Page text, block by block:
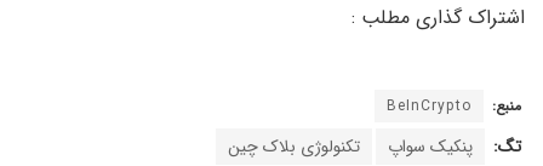
منبع: BeInCrypto
تگ: پنکیک سواپ
تکنولوژی بلاک چین